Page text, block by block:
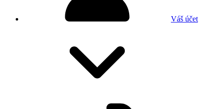
Váš účet